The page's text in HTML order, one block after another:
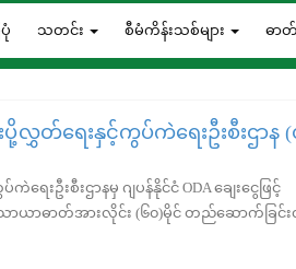
သတင်း စီမံကိန်းသစ်များ ဓာ
လွှတ်ရေးနှင့်ကွပ်ကဲရေးဦးစီးဌာန
းဦးစီးဌာနမှ ဂျပန်နိုင်ငံ ODA ချေးငွေဖြင့်
ာဓာတ်အားလိုင်း (၆၀)မိုင် တည်ဆောက်ခြင်း